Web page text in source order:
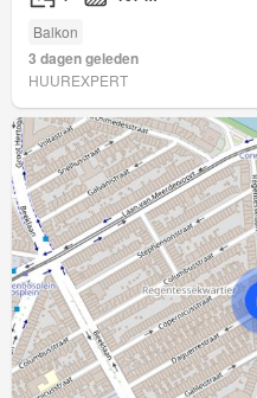
Balkon
3 dagen geleden
HUUREXPERT